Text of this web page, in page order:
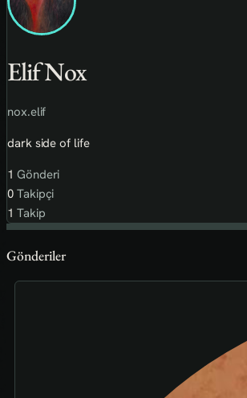
Elif Nox
nox.elif
dark side of life
1 Gönderi
0 Takipçi
1 Takip
Gönderiler